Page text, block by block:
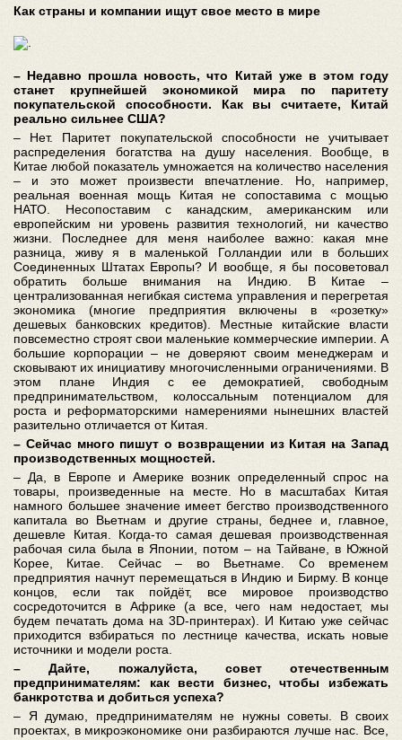
Как страны и компании ищут свое место в мире
– Недавно прошла новость, что Китай уже в этом году
станет крупнейшей экономикой мира по паритету
покупательской способности. Как вы считаете, Китай
реально сильнее США?
– Нет. Паритет покупательской способности не учитывает
распределения богатства на душу населения. Вообще, в
Китае любой показатель умножается на количество населения
– и это может произвести впечатление. Но, например,
реальная военная мощь Китая не сопоставима с мощью
НАТО. Несопоставим с канадским, американским или
европейским ни уровень развития технологий, ни качество
жизни. Последнее для меня наиболее важно: какая мне
разница, живу я в маленькой Голландии или в больших
Соединенных Штатах Европы? И вообще, я бы посоветовал
обратить больше внимания на Индию. В Китае –
централизованная негибкая система управления и перегретая
экономика (многие предприятия включены в «розетку»
дешевых банковских кредитов). Местные китайские власти
повсеместно строят свои маленькие коммерческие империи. А
большие корпорации – не доверяют своим менеджерам и
сковывают их инициативу многочисленными ограничениями. В
этом плане Индия с ее демократией, свободным
предпринимательством, колоссальным потенциалом для
роста и реформаторскими намерениями нынешних властей
разительно отличается от Китая.
– Сейчас много пишут о возвращении из Китая на Запад
производственных мощностей.
– Да, в Европе и Америке возник определенный спрос на
товары, произведенные на месте. Но в масштабах Китая
намного большее значение имеет бегство производственного
капитала во Вьетнам и другие страны, беднее и, главное,
дешевле Китая. Когда-то самая дешевая производственная
рабочая сила была в Японии, потом – на Тайване, в Южной
Корее, Китае. Сейчас – во Вьетнаме. Со временем
предприятия начнут перемещаться в Индию и Бирму. В конце
концов, если так пойдёт, все мировое производство
сосредоточится в Африке (а все, чего нам недостает, мы
будем печатать дома на 3D-принтерах). И Китаю уже сейчас
приходится взбираться по лестнице качества, искать новые
источники и модели роста.
–Дайте, пожалуйста, совет отечественным
предпринимателям: как вести бизнес, чтобы избежать
банкротства и добиться успеха?
– Я думаю, предпринимателям не нужны советы. В своих
проектах, в микроэкономике они разбираются лучше нас. Все,